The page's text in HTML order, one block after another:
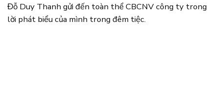
Đỗ Duy Thanh gửi đến toàn thể CBCNV công ty trong
lời phát biểu của mình trong đêm tiệc.